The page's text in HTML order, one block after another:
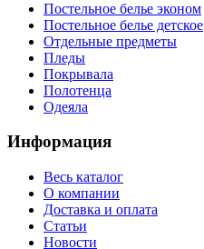
Постельное белье эконом
Постельное белье детское
Отдельные предметы
Пледы
Покрывала
Полотенца
Одеяла
Информация
Весь каталог
О компании
Доставка и оплата
Статьи
Новости